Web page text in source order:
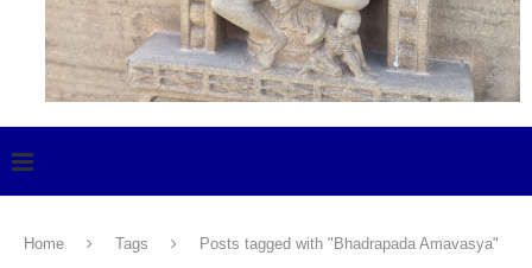
Home Tags Posts tagged with "Bhadrapada Amavasya"